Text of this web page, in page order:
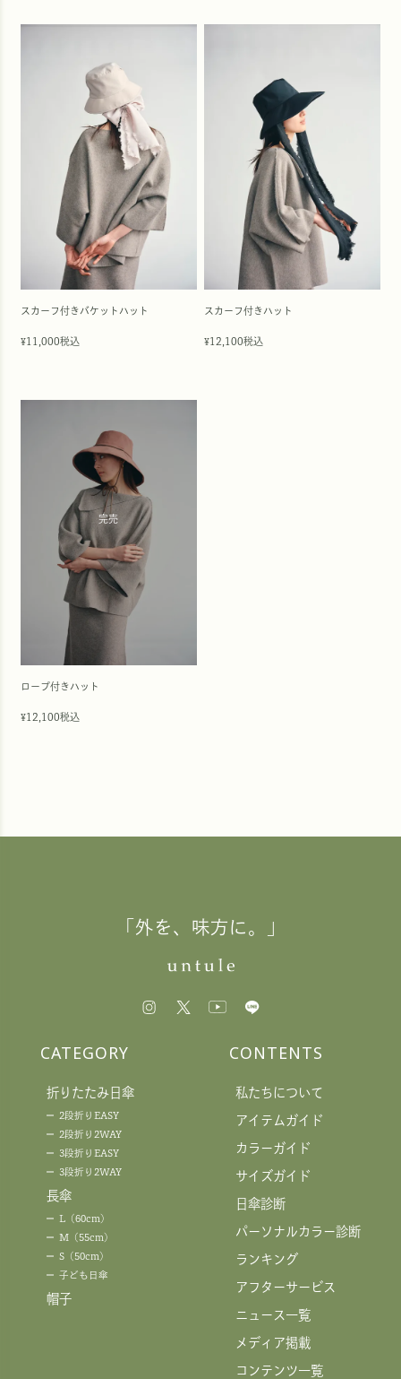
スカーフ付きバケットハット
¥11,000税込
スカーフ付きハット
¥12,100税込
ロープ付きハット
¥12,100税込
完売
「外を、味方に。」
CATEGORY
折りたたみ日傘
2段折りEASY
2段折り2WAY
3段折りEASY
3段折り2WAY
長傘
L（60cm）
M（55cm）
S（50cm）
子ども日傘
帽子
CONTENTS
私たちについて
アイテムガイド
カラーガイド
サイズガイド
日傘診断
パーソナルカラー診断
ランキング
アフターサービス
ニュース一覧
メディア掲載
コンテンツ一覧